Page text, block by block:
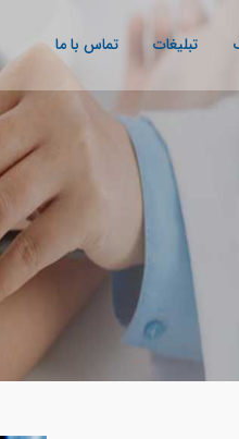
تبلیغات تماس با ما